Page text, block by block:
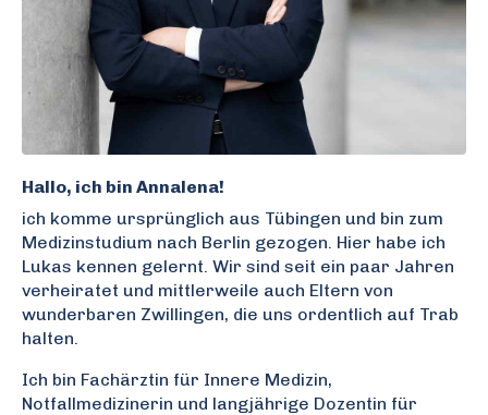
Hallo, ich bin Annalena!
ich komme ursprünglich aus Tübingen und bin zum
Medizinstudium nach Berlin gezogen. Hier habe ich
Lukas kennen gelernt. Wir sind seit ein paar Jahren
verheiratet und mittlerweile auch Eltern von
wunderbaren Zwillingen, die uns ordentlich auf Trab
halten.
Ich bin Fachärztin für Innere Medizin,
Notfallmedizinerin und langjährige Dozentin für